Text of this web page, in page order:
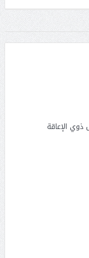
ذوي الإعاقة